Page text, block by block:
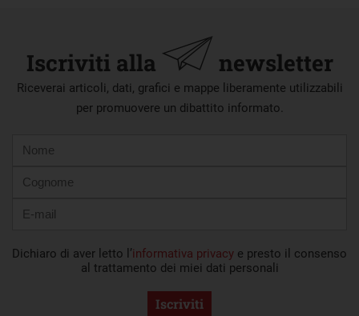
Iscriviti alla newsletter
Riceverai articoli, dati, grafici e mappe liberamente utilizzabili
per promuovere un dibattito informato.
mail
Dichiaro di aver letto l’informativa privacy e presto il consenso
al trattamento dei miei dati personali
Iscriviti